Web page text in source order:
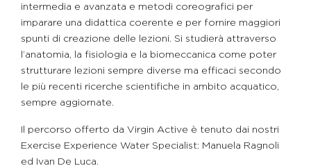
intermedia e avanzata e metodi coreografici per
imparare una didattica coerente e per fornire maggiori
spunti di creazione delle lezioni. Si studierà attraverso
l’anatomia, la fisiologia e la biomeccanica come poter
strutturare lezioni sempre diverse ma efficaci secondo
le più recenti ricerche scientifiche in ambito acquatico,
sempre aggiornate.
Il percorso offerto da Virgin Active è tenuto dai nostri
Exercise Experience Water Specialist: Manuela Ragnoli
ed Ivan De Luca.